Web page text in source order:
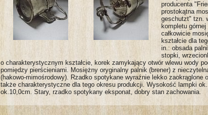
producenta
prostokątna
geschutzt" tzn.
kompletu
całkowicie
kształcie dla
in.: obsada
stopki,
o charakterystycznym kształcie, korek zamykający otwór wlewu wody
pomiędzy pierścieniami. Mosiężny oryginalny palnik (brener) z
(hakowo-mimośrodowy). Rzadko spotykane wyraźnie lekko zaokrąglone
także charakterystyczne dla tego okresu produkcji. Wysokość lampki
ok.10,0cm. Stary, rzadko spotykany eksponat, dobry stan zachowania.